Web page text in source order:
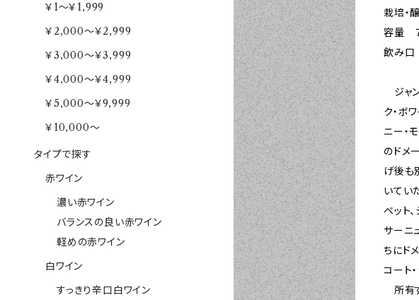
栽培・
容量
飲み口
ジャ
ク・ボ
ニー・
のドメ
げ後も
いてい
ベット
サーニ
ちにド
コート
所有
￥1～￥1,999
￥2,000～￥2,999
￥3,000～￥3,999
￥4,000～￥4,999
￥5,000～￥9,999
￥10,000～
タイプで探す
赤ワイン
濃い赤ワイン
バランスの良い赤ワイン
軽めの赤ワイン
白ワイン
すっきり辛口白ワイン